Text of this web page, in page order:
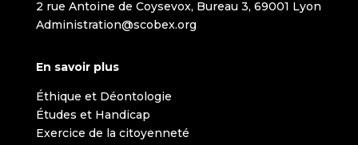
2 rue Antoine de Coysevox, Bureau 3, 69001 Lyon
Administration@scobex.org
En savoir plus
Éthique et Déontologie
Études et Handicap
Exercice de la citoyenneté